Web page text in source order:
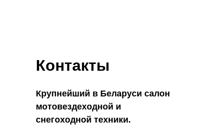
Контакты
Крупнейший в Беларуси салон
мотовездеходной и
снегоходной техники.